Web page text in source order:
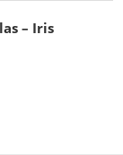
– Iris